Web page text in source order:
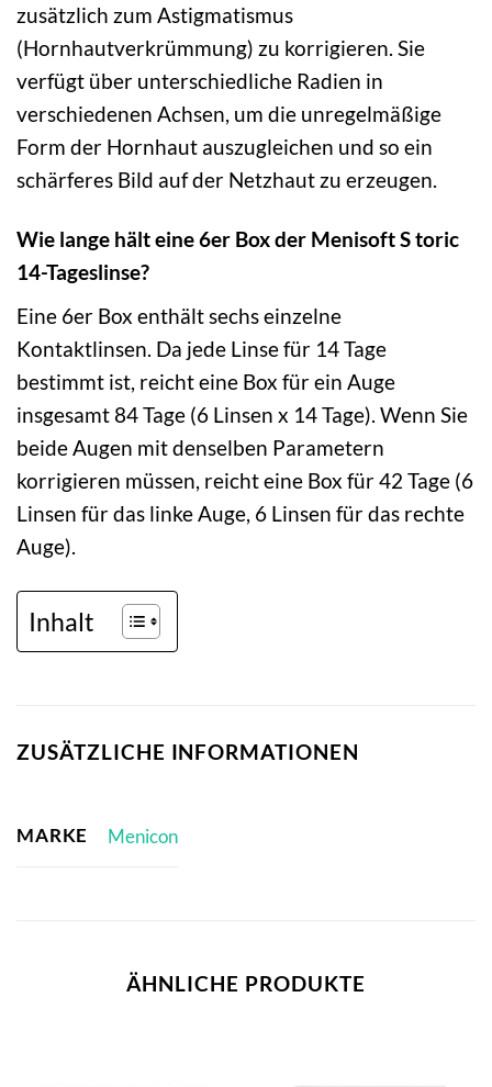
zusätzlich zum Astigmatismus
(Hornhautverkrümmung) zu korrigieren. Sie
verfügt über unterschiedliche Radien in
verschiedenen Achsen, um die unregelmäßige
Form der Hornhaut auszugleichen und so ein
schärferes Bild auf der Netzhaut zu erzeugen.
Wie lange hält eine 6er Box der Menisoft S toric
14-Tageslinse?
Eine 6er Box enthält sechs einzelne
Kontaktlinsen. Da jede Linse für 14 Tage
bestimmt ist, reicht eine Box für ein Auge
insgesamt 84 Tage (6 Linsen x 14 Tage). Wenn Sie
beide Augen mit denselben Parametern
korrigieren müssen, reicht eine Box für 42 Tage (6
Linsen für das linke Auge, 6 Linsen für das rechte
Auge).
Inhalt
ZUSÄTZLICHE INFORMATIONEN
MARKE Menicon
ÄHNLICHE PRODUKTE